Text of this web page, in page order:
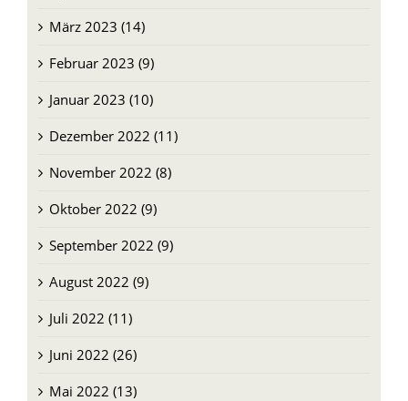
März 2023 (14)
Februar 2023 (9)
Januar 2023 (10)
Dezember 2022 (11)
November 2022 (8)
Oktober 2022 (9)
September 2022 (9)
August 2022 (9)
Juli 2022 (11)
Juni 2022 (26)
Mai 2022 (13)